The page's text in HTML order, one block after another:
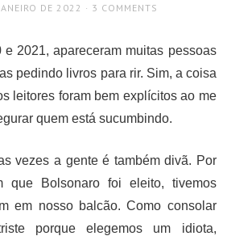
DE 2022 3 COMMENTS
e 2021, apareceram muitas pessoas
pedindo livros para rir. Sim, a coisa
leitores foram bem explícitos ao me
quem está sucumbindo.
vezes a gente é também divã. Por
que Bolsonaro foi eleito, tivemos
em nosso balcão. Como consolar
porque elegemos um idiota,